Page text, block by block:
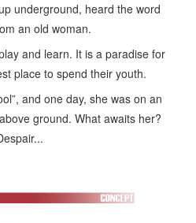
underground, heard the word
an old woman.
and learn. It is a paradise for
place to spend their youth.
and one day, she was on an
ground. What awaits her?